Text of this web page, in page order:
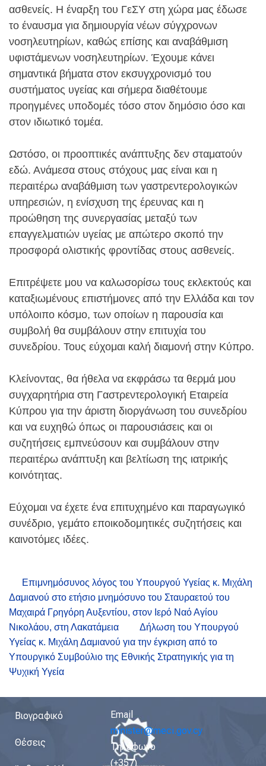
ασθενείς. Η έναρξη του ΓεΣΥ στη χώρα μας έδωσε
το έναυσμα για δημιουργία νέων σύγχρονων
νοσηλευτηρίων, καθώς επίσης και αναβάθμιση
υφιστάμενων νοσηλευτηρίων. Έχουμε κάνει
σημαντικά βήματα στον εκσυγχρονισμό του
συστήματος υγείας και σήμερα διαθέτουμε
προηγμένες υποδομές τόσο στον δημόσιο όσο και
στον ιδιωτικό τομέα.
Ωστόσο, οι προοπτικές ανάπτυξης δεν σταματούν
εδώ. Ανάμεσα στους στόχους μας είναι και η
περαιτέρω αναβάθμιση των γαστρεντερολογικών
υπηρεσιών, η ενίσχυση της έρευνας και η
προώθηση της συνεργασίας μεταξύ των
επαγγελματιών υγείας με απώτερο σκοπό την
προσφορά ολιστικής φροντίδας στους ασθενείς.
Επιτρέψετε μου να καλωσορίσω τους εκλεκτούς και
καταξιωμένους επιστήμονες από την Ελλάδα και τον
υπόλοιπο κόσμο, των οποίων η παρουσία και
συμβολή θα συμβάλουν στην επιτυχία του
συνεδρίου. Τους εύχομαι καλή διαμονή στην Κύπρο.
Κλείνοντας, θα ήθελα να εκφράσω τα θερμά μου
συγχαρητήρια στη Γαστρεντερολογική Εταιρεία
Κύπρου για την άριστη διοργάνωση του συνεδρίου
και να ευχηθώ όπως οι παρουσιάσεις και οι
συζητήσεις εμπνεύσουν και συμβάλουν στην
περαιτέρω ανάπτυξη και βελτίωση της ιατρικής
κοινότητας.
Εύχομαι να έχετε ένα επιτυχημένο και παραγωγικό
συνέδριο, γεμάτο εποικοδομητικές συζητήσεις και
καινοτόμες ιδέες.
Επιμνημόσυνος λόγος του Υπουργού Υγείας κ. Μιχάλη
Δαμιανού στο ετήσιο μνημόσυνο του Σταυραετού του
Μαχαιρά Γρηγόρη Αυξεντίου, στον Ιερό Ναό Αγίου
Νικολάου, στη Λακατάμεια
Δήλωση του Υπουργού
Υγείας κ. Μιχάλη Δαμιανού για την έγκριση από το
Υπουργικό Συμβούλιο της Εθνικής Στρατηγικής για τη
Ψυχική Υγεία
Βιογραφικό
Θέσεις
Email
minister@meci.gov.cy
Τηλέφωνο
(+357)